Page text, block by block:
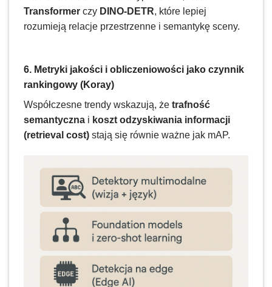
Transformer czy DINO-DETR, które lepiej
rozumieją relacje przestrzenne i semantykę sceny.
6. Metryki jakości i obliczeniowości jako czynnik
rankingowy (Koray)
Współczesne trendy wskazują, żetrafność
semantyczna i koszt odzyskiwania informacji
(retrieval cost) stają się równie ważne jak mAP.